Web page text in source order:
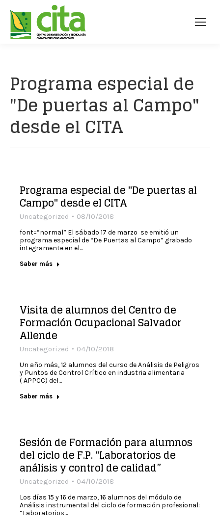
Programa especial de
"De puertas al Campo"
desde el CITA
Programa especial de "De puertas al
Campo" desde el CITA
Uncategorized 08/10/2018
font=”normal” El sábado 17 de marzo se emitió un
programa especial de “De Puertas al Campo” grabado
integramente en el…
Saber más
Visita de alumnos del Centro de
Formación Ocupacional Salvador
Allende
Uncategorized 04/10/2018
Un año más, 12 alumnos del curso de Análisis de Peligros
y Puntos de Control Crítico en industria alimentaria
( APPCC) del…
Saber más
Sesión de Formación para alumnos
del ciclo de F.P. "Laboratorios de
análisis y control de calidad”
Uncategorized 04/10/2018
Los días 15 y 16 de marzo, 16 alumnos del módulo de
Análisis instrumental del ciclo de formación profesional:
“Laboratorios…